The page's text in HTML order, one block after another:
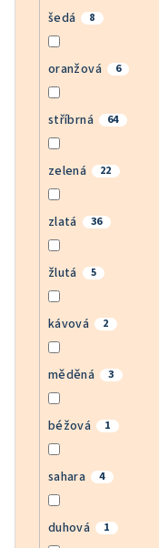
šedá 8
oranžová 6
stříbrná 64
zelená 22
zlatá 36
žlutá 5
kávová 2
měděná 3
béžová 1
sahara 4
duhová 1